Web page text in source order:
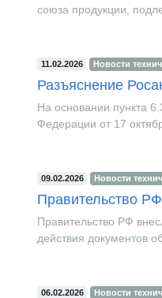
союза продукции,
11.02.2026 Новости
Разъяснение
На основании пункта
Федерации от 17
09.02.2026 Новости
Правительство
Правительство РФ
действия документов
06.02.2026 Новости